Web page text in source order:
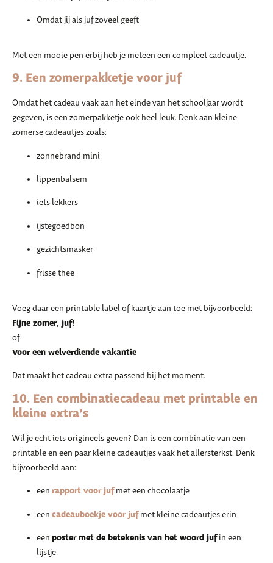
Omdat jij als juf zoveel geeft
Met een mooie pen erbij heb je meteen een compleet cadeautje.
9. Een zomerpakketje voor juf
Omdat het cadeau vaak aan het einde van het schooljaar wordt
gegeven, is een zomerpakketje ook heel leuk. Denk aan kleine
zomerse cadeautjes zoals:
zonnebrand mini
lippenbalsem
iets lekkers
ijstegoedbon
gezichtsmasker
frisse thee
Voeg daar een printable label of kaartje aan toe met bijvoorbeeld:
Fijne zomer, juf!
of
Voor een welverdiende vakantie
Dat maakt het cadeau extra passend bij het moment.
10. Een combinatiecadeau met printable en
kleine extra’s
Wil je echt iets origineels geven? Dan is een combinatie van een
printable en een paar kleine cadeautjes vaak het allersterkst. Denk
bijvoorbeeld aan:
een rapport voor jufmet een chocolaatje
een cadeauboekje voor jufmet kleine cadeautjes erin
een poster met de betekenis van het woord jufin een
lijstje